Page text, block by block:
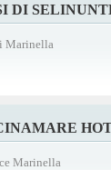
DI
Marinella
Marinella